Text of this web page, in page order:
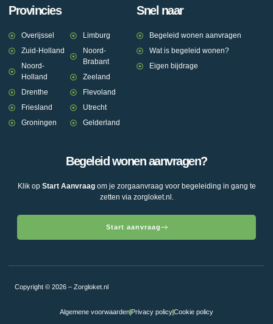
Provincies
Overijssel
Zuid-Holland
Noord-
Holland
Drenthe
Friesland
Groningen
Limburg
Noord-
Brabant
Zeeland
Flevoland
Utrecht
Gelderland
Snel naar
Begeleid wonen aanvragen
Wat is begeleid wonen?
Eigen bijdrage
Begeleid wonen aanvragen?
Klik op Start Aanvraagom je zorgaanvraag voor begeleiding in gang te
zetten via zorgloket.nl.
Start aanvraag
Copyright © 2026 – Zorgloket.nl
Algemene voorwaarden Privacy policyCookie policy